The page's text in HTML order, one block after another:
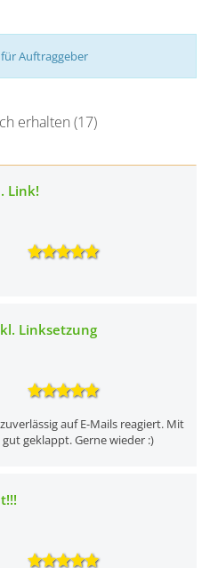
Auftraggeber
erhalten (17)
Link!
Linksetzung
auf E-Mails reagiert. Mit
geklappt. Gerne wieder :)